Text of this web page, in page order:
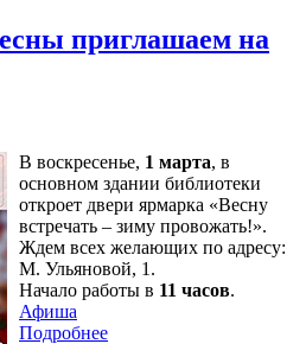
приглашаем на
В воскресенье, 1 марта, в
основном здании библиотеки
откроет двери ярмарка «Весну
встречать – зиму провожать!».
Ждем всех желающих по адресу:
М. Ульяновой, 1.
Начало работы в 11 часов.
Афиша
Подробнее